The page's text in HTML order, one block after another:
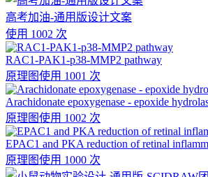
高考加油-通用版设计文案
使用 1002 次
RAC1-PAK1-p38-MMP2 pathway
原理图使用 1001 次
Arachidonate epoxygenase - epoxide
原理图使用 1002 次
EPAC1 and PKA reduction of retinal
原理图使用 1000 次